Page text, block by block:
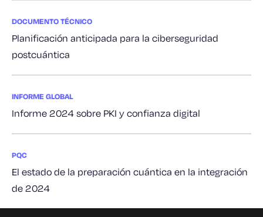
DOCUMENTO TÉCNICO
Planificación anticipada para la ciberseguridad
postcuántica
INFORME GLOBAL
Informe 2024 sobre PKI y confianza digital
PQC
El estado de la preparación cuántica en la integración
de 2024